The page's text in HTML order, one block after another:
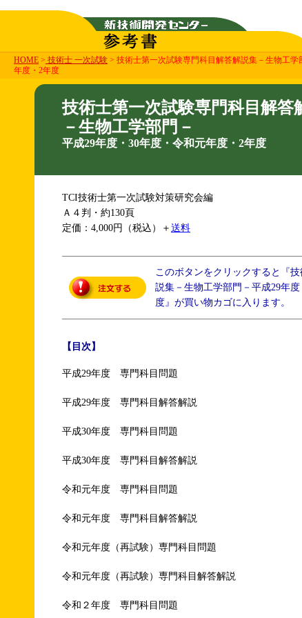
HOME > 技術士 一次試験 > 技術士第一次試験専門科目解答解説集－生物工
年度・2年度
技術士第一次試験専門科目解答
－生物工学部門－
平成29年度・30年度・令和元年度・2年度
TCI技術士第一次試験対策研究会編
Ａ４判・約130頁
定価：4,000円（税込）＋ 送料
このボタンをクリックすると『
説集－生物工学部門－平成29年
度』が買い物カゴに入ります。
【目次】
平成29年度 専門科目問題
平成29年度 専門科目解答解説
平成30年度 専門科目問題
平成30年度 専門科目解答解説
令和元年度 専門科目問題
令和元年度 専門科目解答解説
令和元年度（再試験）専門科目問題
令和元年度（再試験）専門科目解答解説
令和２年度 専門科目問題